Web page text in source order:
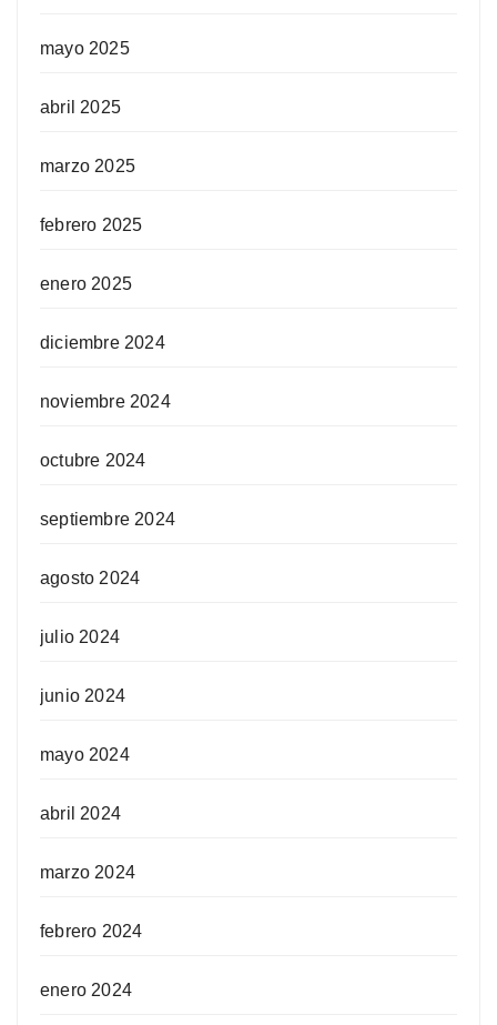
mayo 2025
abril 2025
marzo 2025
febrero 2025
enero 2025
diciembre 2024
noviembre 2024
octubre 2024
septiembre 2024
agosto 2024
julio 2024
junio 2024
mayo 2024
abril 2024
marzo 2024
febrero 2024
enero 2024